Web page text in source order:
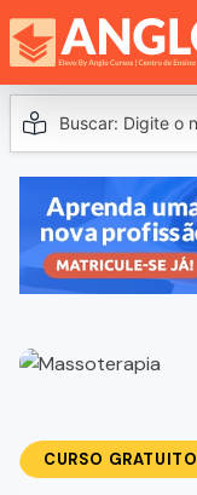
CURSO GRATUITO